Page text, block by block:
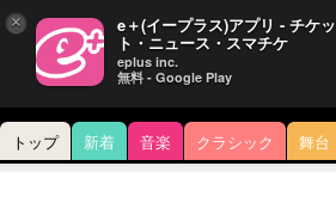
トップ 新着 音楽 クラシック 舞台
× e＋(イープラス)アプリ - チケッ
ト・ニュース・スマチケ
eplus inc.
無料 - Google Play